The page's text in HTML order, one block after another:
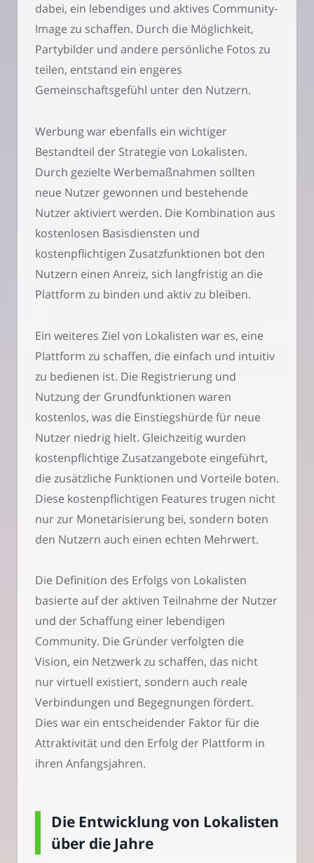
dabei, ein lebendiges und aktives Community-
Image zu schaffen. Durch die Möglichkeit,
Partybilder und andere persönliche Fotos zu
teilen, entstand ein engeres
Gemeinschaftsgefühl unter den Nutzern.
Werbung war ebenfalls ein wichtiger
Bestandteil der Strategie von Lokalisten.
Durch gezielte Werbemaßnahmen sollten
neue Nutzer gewonnen und bestehende
Nutzer aktiviert werden. Die Kombination aus
kostenlosen Basisdiensten und
kostenpflichtigen Zusatzfunktionen bot den
Nutzern einen Anreiz, sich langfristig an die
Plattform zu binden und aktiv zu bleiben.
Ein weiteres Ziel von Lokalisten war es, eine
Plattform zu schaffen, die einfach und intuitiv
zu bedienen ist. Die Registrierung und
Nutzung der Grundfunktionen waren
kostenlos, was die Einstiegshürde für neue
Nutzer niedrig hielt. Gleichzeitig wurden
kostenpflichtige Zusatzangebote eingeführt,
die zusätzliche Funktionen und Vorteile boten.
Diese kostenpflichtigen Features trugen nicht
nur zur Monetarisierung bei, sondern boten
den Nutzern auch einen echten Mehrwert.
Die Definition des Erfolgs von Lokalisten
basierte auf der aktiven Teilnahme der Nutzer
und der Schaffung einer lebendigen
Community. Die Gründer verfolgten die
Vision, ein Netzwerk zu schaffen, das nicht
nur virtuell existiert, sondern auch reale
Verbindungen und Begegnungen fördert.
Dies war ein entscheidender Faktor für die
Attraktivität und den Erfolg der Plattform in
ihren Anfangsjahren.
Die Entwicklung von Lokalisten
über die Jahre